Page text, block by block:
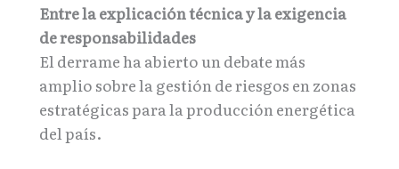
Entre la explicación técnica y la exigencia
de responsabilidades
El derrame ha abierto un debate más
amplio sobre la gestión de riesgos en zonas
estratégicas para la producción energética
del país.